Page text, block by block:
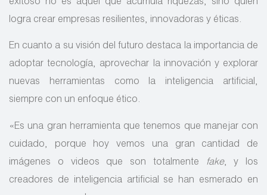
exitoso no es aquel que acumula riquezas, sino quien
logra crear empresas resilientes, innovadoras y éticas.
En cuanto a su visión del futuro destaca la importancia de
adoptar tecnología, aprovechar la innovación y explorar
nuevas herramientas como la inteligencia artificial,
siempre con un enfoque ético.
«Es una gran herramienta que tenemos que manejar con
cuidado, porque hoy vemos una gran cantidad de
imágenes o videos que son totalmente fake, y los
creadores de inteligencia artificial se han esmerado en